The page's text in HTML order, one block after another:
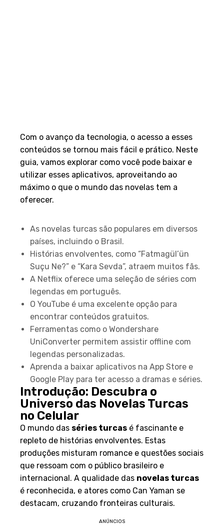
Com o avanço da tecnologia, o acesso a esses
conteúdos se tornou mais fácil e prático. Neste
guia, vamos explorar como você pode baixar e
utilizar esses aplicativos, aproveitando ao
máximo o que o mundo das novelas tem a
oferecer.
As novelas turcas são populares em diversos
países, incluindo o Brasil.
Histórias envolventes, como “Fatmagül’ün
Suçu Ne?” e “Kara Sevda”, atraem muitos fãs.
A Netflix oferece uma seleção de séries com
legendas em português.
O YouTube é uma excelente opção para
encontrar conteúdos gratuitos.
Ferramentas como o Wondershare
UniConverter permitem assistir offline com
legendas personalizadas.
Aprenda a baixar aplicativos na App Store e
Google Play para ter acesso a dramas e séries.
Introdução: Descubra o
Universo das Novelas Turcas
no Celular
O mundo das séries turcas é fascinante e
repleto de histórias envolventes. Estas
produções misturam romance e questões sociais
que ressoam com o público brasileiro e
internacional. A qualidade das novelas turcas
é reconhecida, e atores como Can Yaman se
destacam, cruzando fronteiras culturais.
ANÚNCIOS